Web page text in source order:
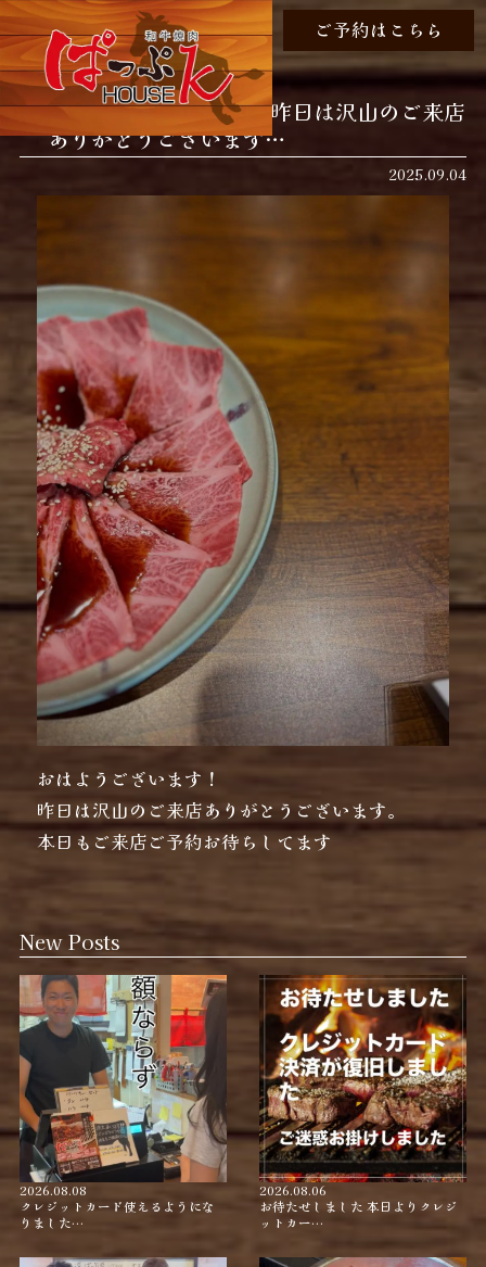
ご予約はこちら
おはようございます！ 昨日は沢山のご来店
ありがとうございます…
2025.09.04
おはようございます！
昨日は沢山のご来店ありがとうございます。
本日もご来店ご予約お待ちしてます
New Posts
2026.08.08
クレジットカード使えるようにな
りました…
2026.08.06
お待たせしました 本日よりクレジ
ットカー…